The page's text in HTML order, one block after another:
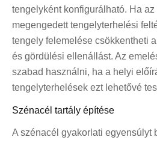
tengelyként konfigurálható. Ha
megengedett tengelyterhelési
tengely felemelése csökkentheti
és gördülési ellenállást. Az
szabad használni, ha a helyi
tengelyterhelések ezt lehetővé
Szénacél tartály építése
A szénacél gyakorlati egyensúlyt